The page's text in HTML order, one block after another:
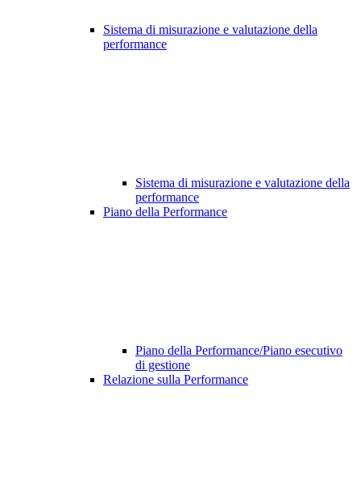
Sistema di misurazione e valutazione della
performance
Sistema di misurazione e valutazione della
performance
Piano della Performance
Piano della Performance/Piano esecutivo
di gestione
Relazione sulla Performance